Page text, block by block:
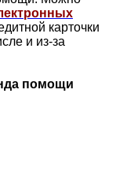
карточки
и из-за
помощи